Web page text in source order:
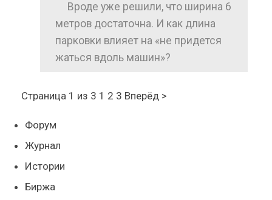
Вроде уже решили, что ширина 6
метров достаточна. И как длина
парковки влияет на «не придется
жаться вдоль машин»?
Страница 1 из 3 1 2 3 Вперёд >
Форум
Журнал
Истории
Биржа